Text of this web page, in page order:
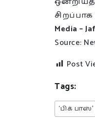
Media –
Source:
Post
Tags:
‘பிக் பாஸ்’